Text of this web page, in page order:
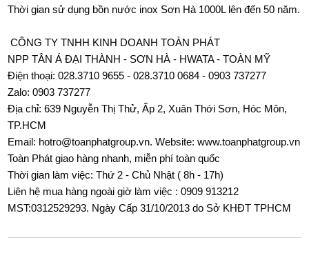
Thời gian sử dụng bồn nước inox Sơn Hà 1000L lên đến 50 năm.
CÔNG TY TNHH KINH DOANH TOÀN PHÁT
NPP TÂN Á ĐẠI THÀNH - SƠN HÀ - HWATA - TOÀN MỸ
Điện thoại: 028.3710 9655 - 028.3710 0684 - 0903 737277
Zalo: 0903 737277
Địa chỉ: 639 Nguyễn Thị Thử, Ấp 2, Xuân Thới Sơn, Hóc Môn,
TP.HCM
Email: hotro@toanphatgroup.vn. Website: www.toanphatgroup.vn
Toàn Phát giao hàng nhanh, miễn phí toàn quốc
Thời gian làm việc: Thứ 2 - Chủ Nhật ( 8h - 17h)
Liên hệ mua hàng ngoài giờ làm việc : 0909 913212
MST:0312529293. Ngày Cấp 31/10/2013 do Sở KHĐT TPHCM